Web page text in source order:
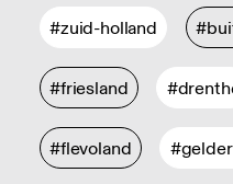
#zuid-holland
#friesland
#flevoland